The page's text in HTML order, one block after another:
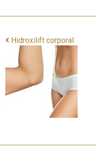
Hidroxilift corporal